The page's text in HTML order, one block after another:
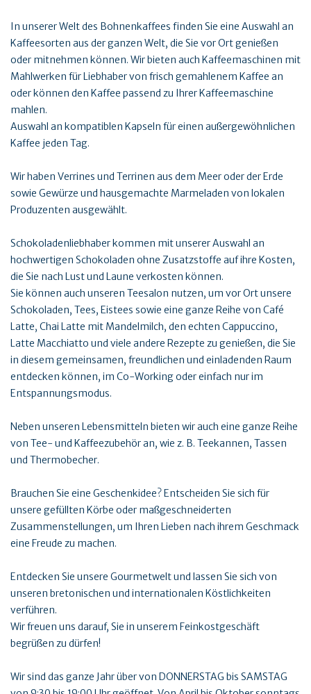
In unserer Welt des Bohnenkaffees finden Sie eine Auswahl an
Kaffeesorten aus der ganzen Welt, die Sie vor Ort genießen
oder mitnehmen können. Wir bieten auch Kaffeemaschinen mit
Mahlwerken für Liebhaber von frisch gemahlenem Kaffee an
oder können den Kaffee passend zu Ihrer Kaffeemaschine
mahlen.
Auswahl an kompatiblen Kapseln für einen außergewöhnlichen
Kaffee jeden Tag.
Wir haben Verrines und Terrinen aus dem Meer oder der Erde
sowie Gewürze und hausgemachte Marmeladen von lokalen
Produzenten ausgewählt.
Schokoladenliebhaber kommen mit unserer Auswahl an
hochwertigen Schokoladen ohne Zusatzstoffe auf ihre Kosten,
die Sie nach Lust und Laune verkosten können.
Sie können auch unseren Teesalon nutzen, um vor Ort unsere
Schokoladen, Tees, Eistees sowie eine ganze Reihe von Café
Latte, Chai Latte mit Mandelmilch, den echten Cappuccino,
Latte Macchiatto und viele andere Rezepte zu genießen, die Sie
in diesem gemeinsamen, freundlichen und einladenden Raum
entdecken können, im Co-Working oder einfach nur im
Entspannungsmodus.
Neben unseren Lebensmitteln bieten wir auch eine ganze Reihe
von Tee- und Kaffeezubehör an, wie z. B. Teekannen, Tassen
und Thermobecher.
Brauchen Sie eine Geschenkidee? Entscheiden Sie sich für
unsere gefüllten Körbe oder maßgeschneiderten
Zusammenstellungen, um Ihren Lieben nach ihrem Geschmack
eine Freude zu machen.
Entdecken Sie unsere Gourmetwelt und lassen Sie sich von
unseren bretonischen und internationalen Köstlichkeiten
verführen.
Wir freuen uns darauf, Sie in unserem Feinkostgeschäft
begrüßen zu dürfen!
Wir sind das ganze Jahr über von DONNERSTAG bis SAMSTAG